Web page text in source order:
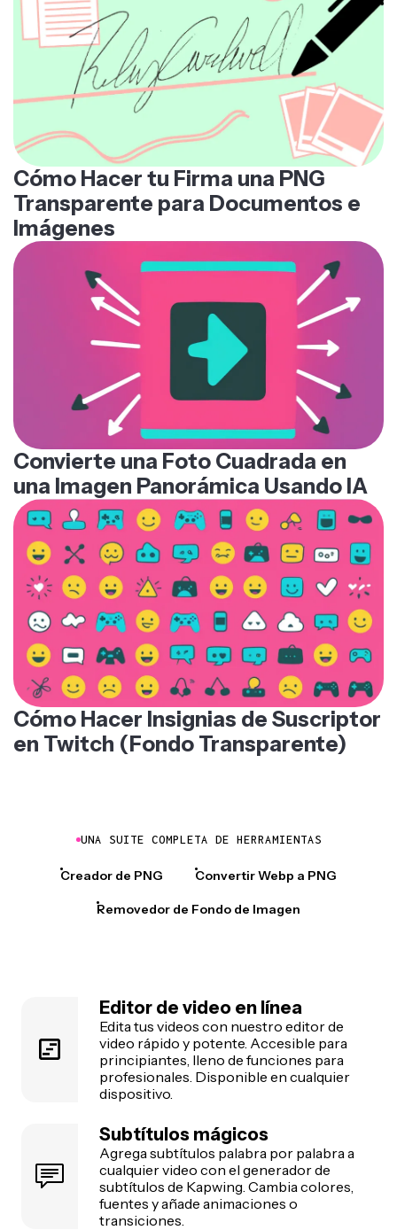
Cómo Hacer tu Firma una PNG
Transparente para Documentos e
Imágenes
Convierte una Foto Cuadrada en
una Imagen Panorámica Usando IA
Cómo Hacer Insignias de Suscriptor
en Twitch (Fondo Transparente)
UNA SUITE COMPLETA DE HERRAMIENTAS
Creador de PNG Convertir Webp a PNG
Removedor de Fondo de Imagen
Editor de video en línea
Edita tus videos con nuestro editor de
video rápido y potente. Accesible para
principiantes, lleno de funciones para
profesionales. Disponible en cualquier
dispositivo.
Subtítulos mágicos
Agrega subtítulos palabra por palabra a
cualquier video con el generador de
subtítulos de Kapwing. Cambia colores,
fuentes y añade animaciones o
transiciones.